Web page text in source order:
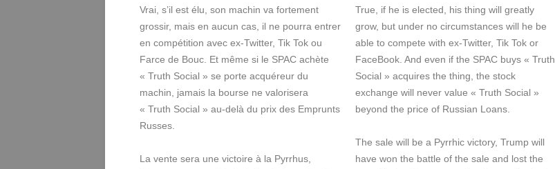
Vrai, s’il est élu, son machin va fortement
grossir, mais en aucun cas, il ne pourra entrer
en compétition avec ex-Twitter, Tik Tok ou
Farce de Bouc. Et même si le SPAC achète
« Truth Social » se porte acquéreur du
machin, jamais la bourse ne valorisera
« Truth Social » au-delà du prix des Emprunts
Russes.
La vente sera une victoire à la Pyrrhus,
True, if he is elected, his thing will greatly
grow, but under no circumstances will he be
able to compete with ex-Twitter, Tik Tok or
FaceBook. And even if the SPAC buys « Truth
Social » acquires the thing, the stock
exchange will never value « Truth Social »
beyond the price of Russian Loans.
The sale will be a Pyrrhic victory, Trump will
have won the battle of the sale and lost the